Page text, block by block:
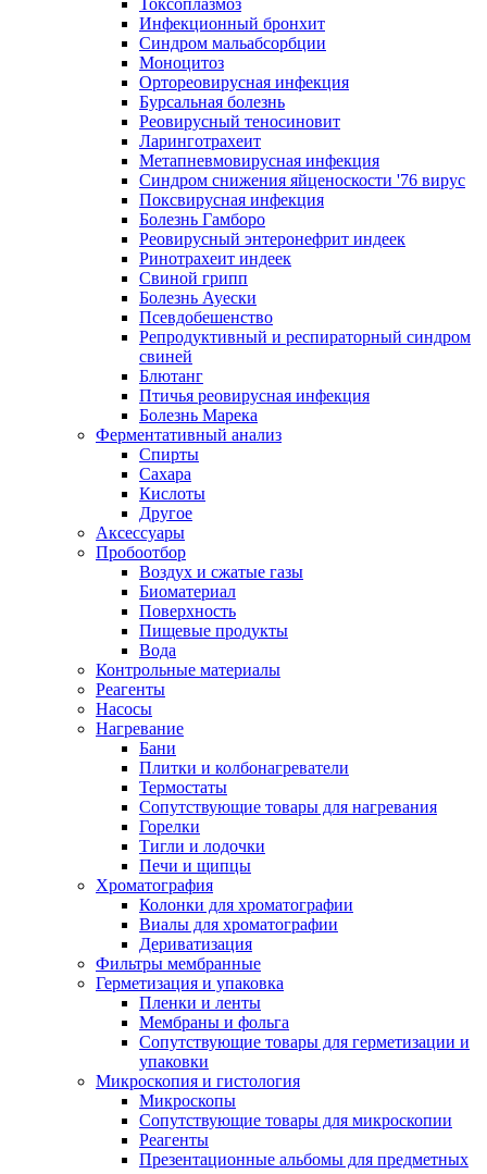
Токсоплазмоз
Инфекционный бронхит
Синдром мальабсорбции
Моноцитоз
Ортореовирусная инфекция
Бурсальная болезнь
Реовирусный теносиновит
Ларинготрахеит
Метапневмовирусная инфекция
Синдром снижения яйценоскости '76 вирус
Поксвирусная инфекция
Болезнь Гамборо
Реовирусный энтеронефрит индеек
Ринотрахеит индеек
Свиной грипп
Болезнь Ауески
Псевдобешенство
Репродуктивный и респираторный синдром
свиней
Блютанг
Птичья реовирусная инфекция
Болезнь Марека
Ферментативный анализ
Спирты
Сахара
Кислоты
Другое
Аксессуары
Пробоотбор
Воздух и сжатые газы
Биоматериал
Поверхность
Пищевые продукты
Вода
Контрольные материалы
Реагенты
Насосы
Нагревание
Бани
Плитки и колбонагреватели
Термостаты
Сопутствующие товары для нагревания
Горелки
Тигли и лодочки
Печи и щипцы
Хроматография
Колонки для хроматографии
Виалы для хроматографии
Дериватизация
Фильтры мембранные
Герметизация и упаковка
Пленки и ленты
Мембраны и фольга
Сопутствующие товары для герметизации и
упаковки
Микроскопия и гистология
Микроскопы
Сопутствующие товары для микроскопии
Реагенты
Презентационные альбомы для предметных